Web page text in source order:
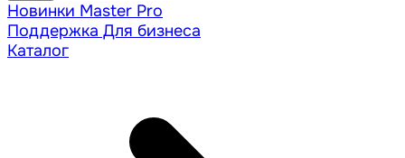
Новинки Master Pro
Поддержка Для бизнеса
Каталог